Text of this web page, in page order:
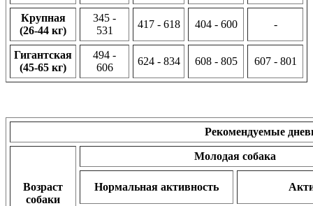
Крупная
(26-44 кг)
345 -
531
417 - 618 404 - 600 -
Гигантская
(45-65 кг)
494 -
606
624 - 834 608 - 805 607 - 801
Рекомендуемые
Возраст
собаки
Молодая собака
Нормальная активность